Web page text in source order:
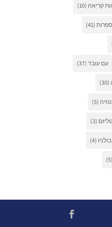
קריאה (10)
ספרות (41)
עם עובד (37)
(30)
(5)
(3)
(4)
(5)